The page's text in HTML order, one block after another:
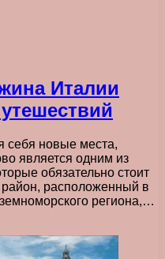
Италии
себя новые места,
является одним из
обязательно стоит
расположенный в
региона,…